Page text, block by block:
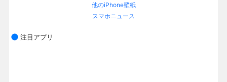
他のiPhone壁紙
スマホニュース
注目アプリ